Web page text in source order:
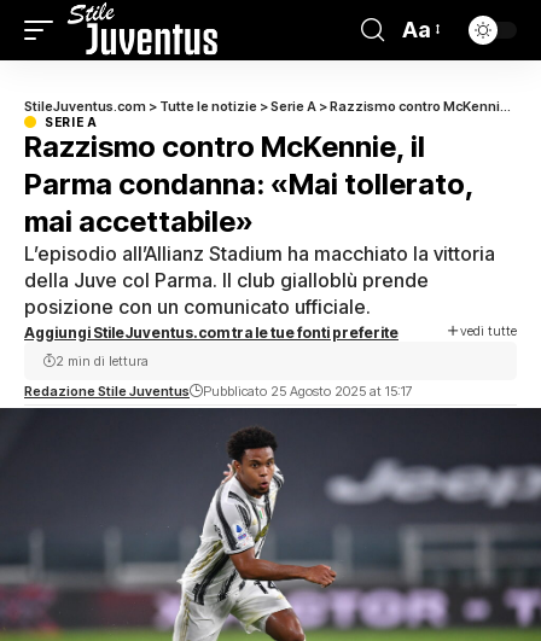
Aa
StileJuventus.com > Tutte le notizie >Serie A >Razzismo contro McKennie, il Parma condanna: «Mai tollerato, mai accettabile»
SERIE A
Razzismo contro McKennie, il
Parma condanna: «Mai tollerato,
mai accettabile»
L’episodio all’Allianz Stadium ha macchiato la vittoria
della Juve col Parma. Il club gialloblù prende
posizione con un comunicato ufficiale.
Aggiungi StileJuventus.com tra le tue fonti preferite vedi tutte
Redazione Stile Juventus Pubblicato 25 Agosto 2025 at 15:17
2 min di lettura